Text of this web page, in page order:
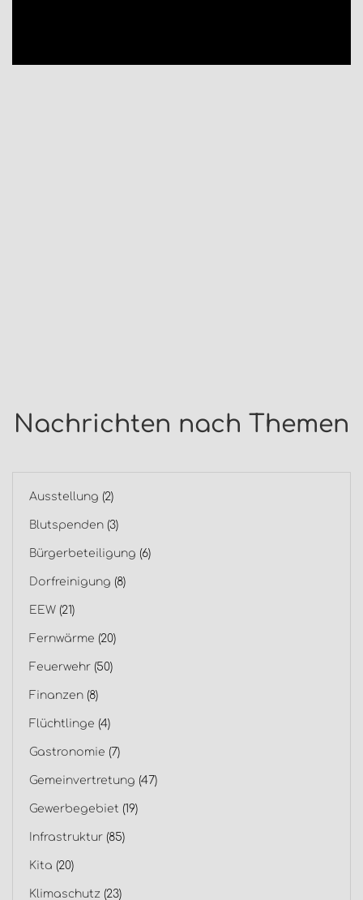
Nachrichten nach Themen
Ausstellung (2)
Blutspenden (3)
Bürgerbeteiligung (6)
Dorfreinigung (8)
EEW (21)
Fernwärme (20)
Feuerwehr (50)
Finanzen (8)
Flüchtlinge (4)
Gastronomie (7)
Gemeinvertretung (47)
Gewerbegebiet (19)
Infrastruktur (85)
Kita (20)
Klimaschutz (23)